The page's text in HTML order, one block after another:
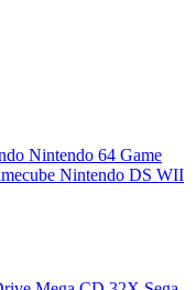
Nintendo 64 Game
Nintendo DS WII